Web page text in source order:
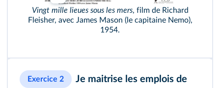
Vingt mille lieues sous les mers, film de Richard
Fleisher, avec James Mason (le capitaine Nemo),
1954.
Exercice 2
Je maitrise les emplois de